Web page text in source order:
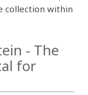
collection within
- The
for